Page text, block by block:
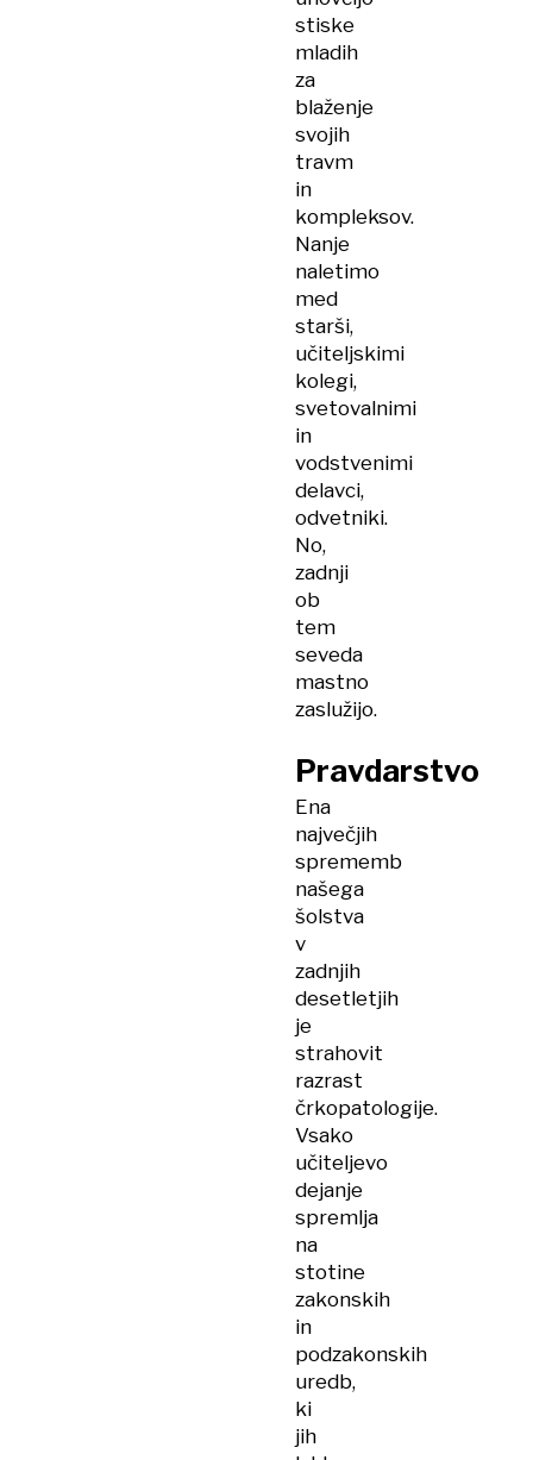
stiske
mladih
za
blaženje
svojih
travm
in
kompleksov.
Nanje
naletimo
med
starši,
učiteljskimi
kolegi,
svetovalnimi
in
vodstvenimi
delavci,
odvetniki.
No,
zadnji
ob
tem
seveda
mastno
zaslužijo.
Pravdarstvo
Ena
največjih
sprememb
našega
šolstva
v
zadnjih
desetletjih
je
strahovit
razrast
črkopatologije.
Vsako
učiteljevo
dejanje
spremlja
na
stotine
zakonskih
in
podzakonskih
uredb,
ki
jih